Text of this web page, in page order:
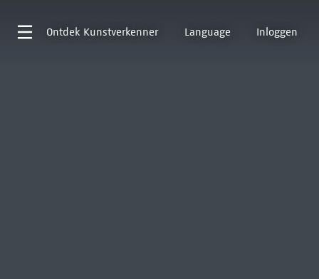
Ontdek Kunstverkenner Language Inloggen